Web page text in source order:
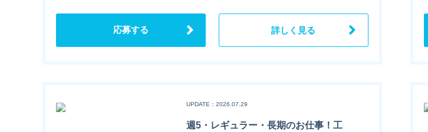
応募する 詳しく見る
UPDATE：2026.07.29
週5・レギュラー・長期のお仕事！工